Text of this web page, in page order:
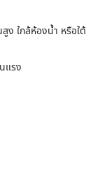
ง ใกล้ห้องน้ำ หรือใต้
แรง